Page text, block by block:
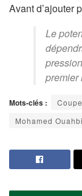
Avant d’ajouter
Le
premier
Mots-clés :
Mohamed Ouahbi